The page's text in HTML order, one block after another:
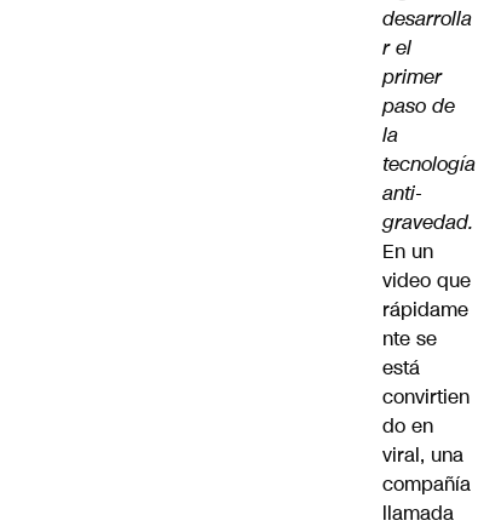
desarrolla
r el
primer
paso de
la
tecnología
anti-
gravedad.
En un
video que
rápidame
nte se
está
convirtien
do en
viral, una
compañía
llamada